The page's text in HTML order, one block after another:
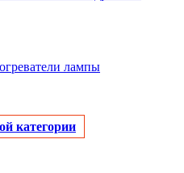
лампы
категории